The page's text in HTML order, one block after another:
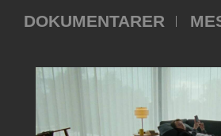
DOKUMENTARER